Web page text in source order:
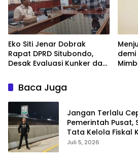
Eko Siti Jenar Dobrak
Rapat DPRD Situbondo,
Desak Evaluasi Kunker dan
demi
Baca Juga
Jangan Terlalu
Pemerintah Pusat,
Tata Kelola Fiskal
Juli 5, 2026